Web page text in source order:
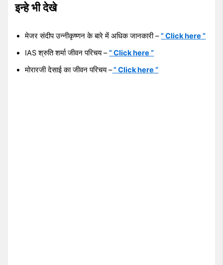
इन्हे भी देखे
मेजर संदीप उन्नीकृष्णन के बारे में अधिक जानकारी –” Click here “
IAS श्रुति शर्मा जीवन परिचय –” Click here “
मोरारजी देसाई का जीवन परिचय –” Click here “